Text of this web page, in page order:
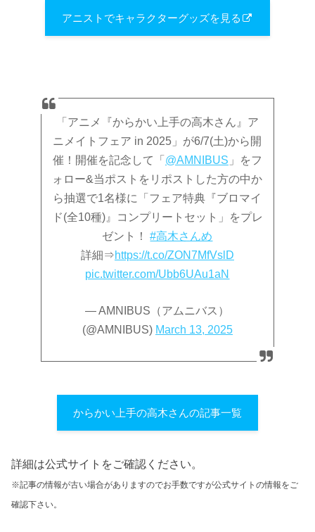
アニストでキャラクターグッズを見る
「アニメ『からかい上手の高木さん』ア
ニメイトフェア in 2025」が6/7(土)から開
催！開催を記念して「 @AMNIBUS 」をフ
ォロー&当ポストをリポストした方の中か
ら抽選で1名様に「フェア特典『ブロマイ
ド(全10種)』コンプリートセット」をプレ
ゼント！#高木さんめ
詳細⇒https://t.co/ZON7MfVslD
pic.twitter.com/Ubb6UAu1aN
— AMNIBUS（アムニバス）
(@AMNIBUS) March 13, 2025
からかい上手の高木さんの記事一覧
詳細は公式サイトをご確認ください。
※記事の情報が古い場合がありますのでお手数ですが公式サイトの情報をご
確認下さい。